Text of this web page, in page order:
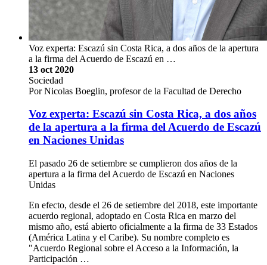
Voz experta: Escazú sin Costa Rica, a dos años de la apertura
a la firma del Acuerdo de Escazú en …
13 oct 2020
Sociedad
Por Nicolas Boeglin, profesor de la Facultad de Derecho
Voz experta: Escazú sin Costa Rica, a dos años
de la apertura a la firma del Acuerdo de Escazú
en Naciones Unidas
El pasado 26 de setiembre se cumplieron dos años de la
apertura a la firma del Acuerdo de Escazú en Naciones
Unidas
En efecto, desde el 26 de setiembre del 2018, este importante
acuerdo regional, adoptado en Costa Rica en marzo del
mismo año, está abierto oficialmente a la firma de 33 Estados
(América Latina y el Caribe). Su nombre completo es
"Acuerdo Regional sobre el Acceso a la Información, la
Participación …